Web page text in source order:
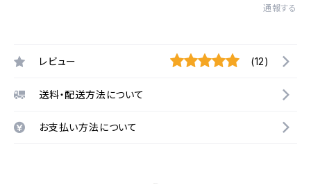
通報する
レビュー (12)
送料・配送方法について
お支払い方法について